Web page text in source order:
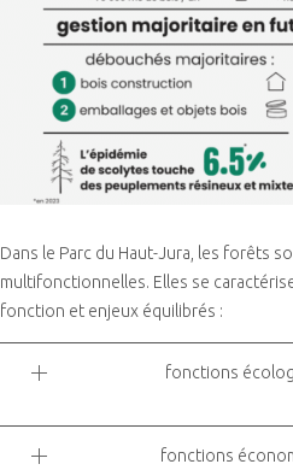
Dans le Parc du Haut-Jura, les forêts
multifonctionnelles. Elles se
fonction et enjeux équilibrés :
fonctions
fonctions